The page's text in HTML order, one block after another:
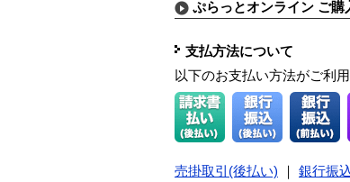
ぷらっとオンライン ご購
支払方法について
以下のお支払い方法がご利用
売掛取引(後払い) 銀行振